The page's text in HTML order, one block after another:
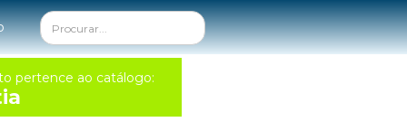
pertence ao catálogo: